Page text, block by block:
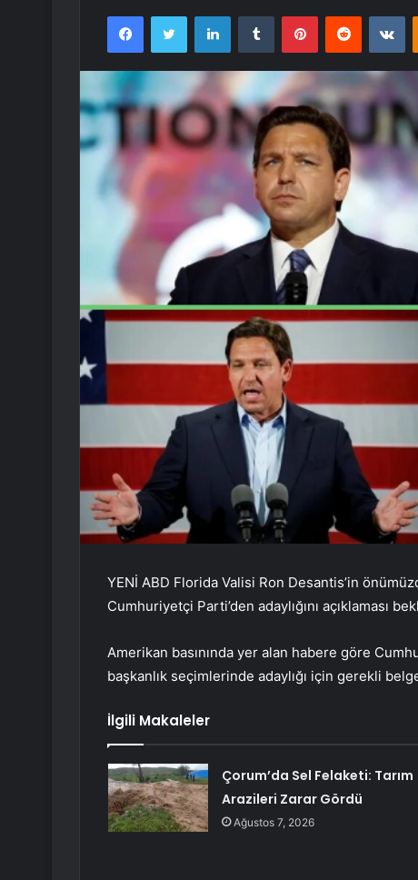
FacebookTwitter LinkedInTumblr PinterestReddit
YENİ ABD Florida Valisi Ron Desantis’in
Cumhuriyetçi Parti’den adaylığını açıklaması
Amerikan basınında yer alan habere göre
başkanlık seçimlerinde adaylığı için gerekli
İlgili Makaleler
Çorum’da Sel Felaketi: Tarım
Arazileri Zarar Gördü
Ağustos 7, 2026